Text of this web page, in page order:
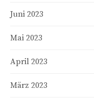
Juni 2023
Mai 2023
April 2023
März 2023